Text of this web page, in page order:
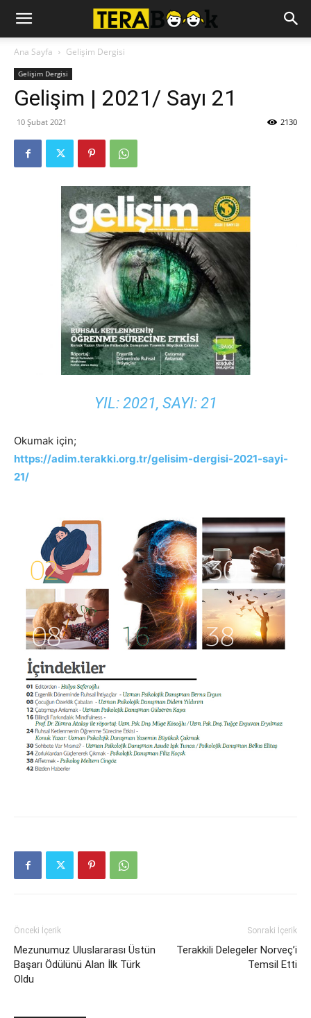
Ana Sayfa Gelişim Dergisi
Gelişim Dergisi
Gelişim | 2021/ Sayı 21
10 Şubat 2021 2130
YIL: 2021, SAYI: 21
Okumak için;
https://adim.terakki.org.tr/gelisim-dergisi-2021-sayi-
21/
Önceki İçerik
Mezunumuz Uluslararası Üstün
Başarı Ödülünü Alan İlk Türk
Oldu
Sonraki İçerik
Terakkili Delegeler Norveç’i
Temsil Etti